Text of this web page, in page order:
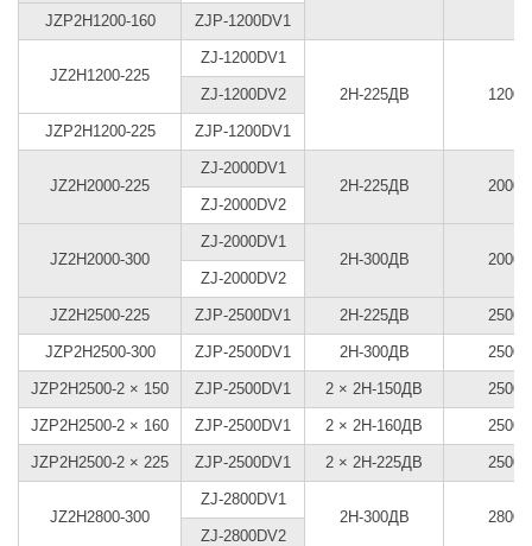
JZP2H1200-160 ZJP-1200DV1
JZ2H1200-225
ZJ-1200DV1
2Н-225ДВ 1200
ZJ-1200DV2
JZP2H1200-225 ZJP-1200DV1
JZ2H2000-225
ZJ-2000DV1
2Н-225ДВ
2000
ZJ-2000DV2
JZ2H2000-300
ZJ-2000DV1
2Н-300ДВ
2000
ZJ-2000DV2
JZ2H2500-225 ZJP-2500DV1 2Н-225ДВ 2500
JZP2H2500-300 ZJP-2500DV1 2Н-300ДВ 2500
JZP2H2500-2 × 150 ZJP-2500DV1 2 × 2Н-150ДВ 2500
JZP2H2500-2 × 160 ZJP-2500DV1 2 × 2Н-160ДВ 2500
JZP2H2500-2 × 225 ZJP-2500DV1 2 × 2Н-225ДВ 2500
JZ2H2800-300
ZJ-2800DV1
2Н-300ДВ
2800
ZJ-2800DV2